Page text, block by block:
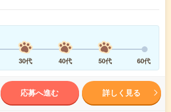
30代 40代 50代 60代
応募へ進む 詳しく見る